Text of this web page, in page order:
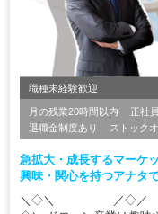
職種未経験歓迎
月の残業20時間以内 正社
退職金制度あり
ストック
急拡大・成長するマーケ
興味・関心を持つアナタ
＼◇＼ ／◇／ 潜